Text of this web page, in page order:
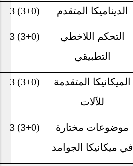
الديناميكا المتقدم 3 (3+0)
التحكم اللاخطي
التطبيقي
3 (3+0)
الميكانيكا المتقدمة
للآلات
3 (3+0)
موضوعات مختارة
في ميكانيكا الجوامد
3 (3+0)